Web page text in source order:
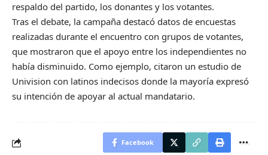
respaldo del partido, los donantes y los votantes.
Tras el debate, la campaña destacó datos de encuestas
realizadas durante el encuentro con grupos de votantes,
que mostraron que el apoyo entre los independientes no
había disminuido. Como ejemplo, citaron un estudio de
Univision con latinos indecisos donde la mayoría expresó
su intención de apoyar al actual mandatario.
Facebook